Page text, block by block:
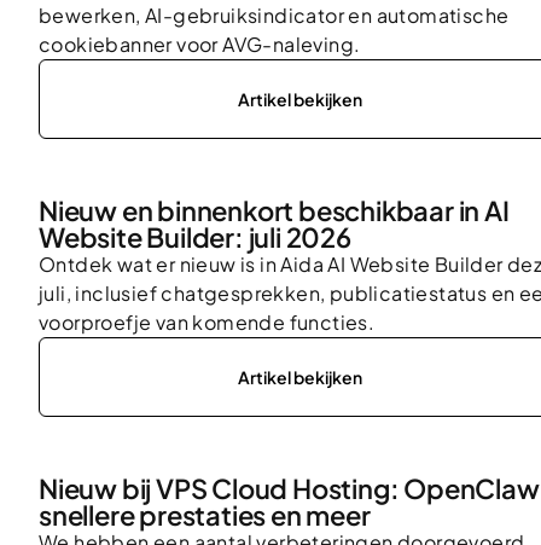
bewerken, AI-gebruiksindicator en automatische
cookiebanner voor AVG-naleving.
Artikel bekijken
Nieuw en binnenkort beschikbaar in AI
Website Builder: juli 2026
Ontdek wat er nieuw is in Aida AI Website Builder
juli, inclusief chatgesprekken, publicatiestatus en
voorproefje van komende functies.
Artikel bekijken
Nieuw bij VPS Cloud Hosting:
snellere prestaties en meer